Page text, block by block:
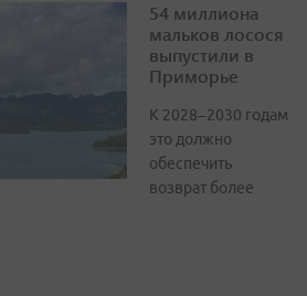
54 миллиона
мальков лосося
выпустили в
Приморье
К 2028–2030 годам
это должно
обеспечить
возврат более